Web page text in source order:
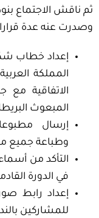
ثم ناقش الاجتماع
وصدرت عنه عدة
إعداد خطاب
المملكة
الاتفاقية مع
المبعوث
إرسال
وطباعة جميع
التأكد من
في الدورة
إعداد رابط
للمشاركين